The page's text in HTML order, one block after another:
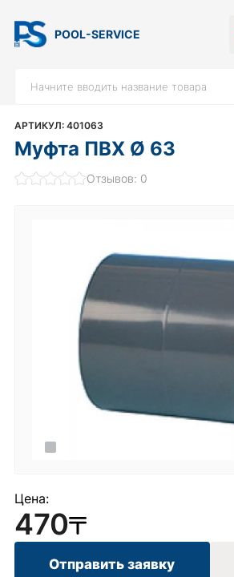
POOL-SERVICE
АРТИКУЛ: 401063
Муфта ПВХ Ø 63
Отзывов: 0
Цена:
470
Отправить заявку